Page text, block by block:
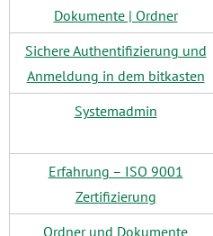
Dokumente | Ordner
Sichere Authentifizierung und
Anmeldung in dem bitkasten
Systemadmin
Erfahrung – ISO 9001
Zertifizierung
Ordner und Dokumente